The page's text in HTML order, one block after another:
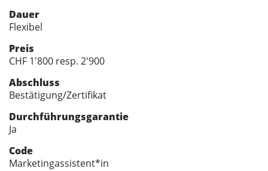
Dauer
Flexibel
Preis
CHF 1'800 resp. 2'900
Abschluss
Bestätigung/Zertifikat
Durchführungsgarantie
Ja
Code
Marketingassistent*in